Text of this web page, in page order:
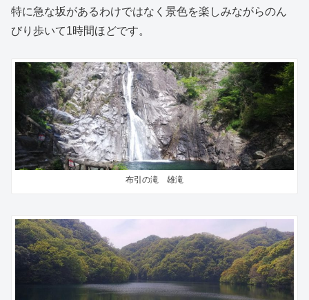
特に急な坂があるわけではなく景色を楽しみながらのん
びり歩いて1時間ほどです。
布引の滝 雄滝